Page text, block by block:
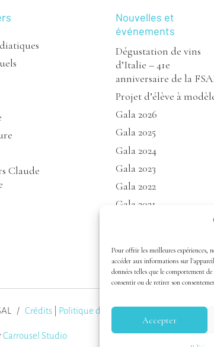
Pour offrir les meilleures expériences,
accéder aux informations sur
données telles que le comportement
consentir ou de retirer son
Accepter
Claude
Nouvelles et
événements
Dégustation de vins
d’Italie – 41e
anniversaire de la
Projet d’élève à
Gala 2026
Gala 2025
Gala 2024
Gala 2023
Gala 2022
Gala 2021
Gala 2017
/ Crédits| Politique de confidentialité
Carrousel Studio